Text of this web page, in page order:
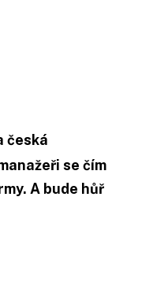
česká
se čím
A bude hůř